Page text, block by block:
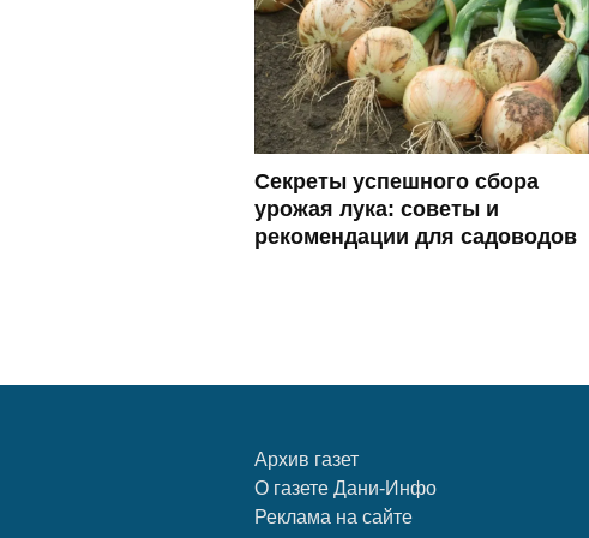
Секреты успешного сбора
урожая лука: советы и
рекомендации для садоводов
Архив газет
О газете Дани-Инфо
Реклама на сайте